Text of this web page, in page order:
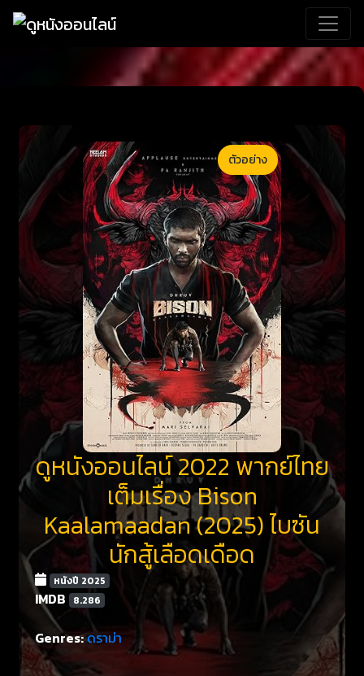
ตัวอย่าง
ดูหนังออนไลน์ 2022 พากย์ไทย
เต็มเรื่อง Bison
Kaalamaadan (2025) ไบซัน
นักสู้เลือดเดือด
หนังปี 2025
IMDB 8.286
Genres:ดราม่า